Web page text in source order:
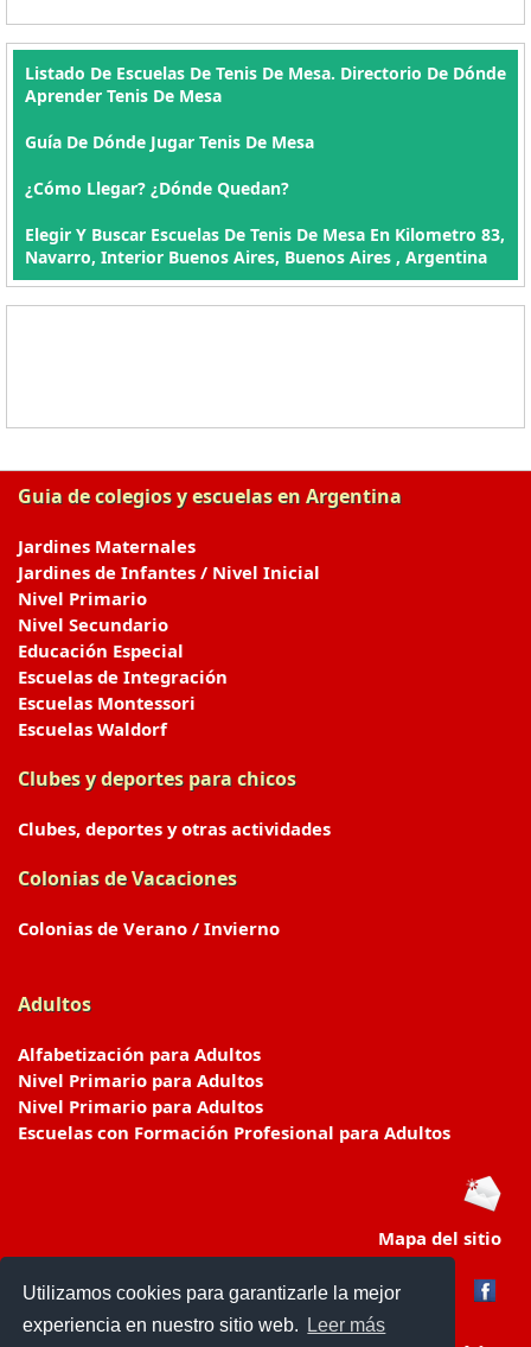
Utilizamos cookies para garantizarle la mejor
experiencia en nuestro sitio web.
Leer más
Listado De Escuelas De Tenis De Mesa. Directorio De Dónde
Aprender Tenis De Mesa
Guía De Dónde Jugar Tenis De Mesa
¿Cómo Llegar? ¿Dónde Quedan?
Elegir Y Buscar Escuelas De Tenis De Mesa En Kilometro 83,
Navarro, Interior Buenos Aires, Buenos Aires , Argentina
Guia de colegios y escuelas en Argentina
Jardines Maternales
Jardines de Infantes / Nivel Inicial
Nivel Primario
Nivel Secundario
Educación Especial
Escuelas de Integración
Escuelas Montessori
Escuelas Waldorf
Clubes y deportes para chicos
Clubes, deportes y otras actividades
Colonias de Vacaciones
Colonias de Verano / Invierno
Adultos
Alfabetización para Adultos
Nivel Primario para Adultos
Nivel Primario para Adultos
Escuelas con Formación Profesional para Adultos
Mapa del sitio